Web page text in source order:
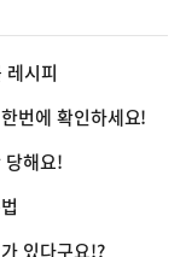
시피
번에 확인하세요!
당해요!
있다구요!?